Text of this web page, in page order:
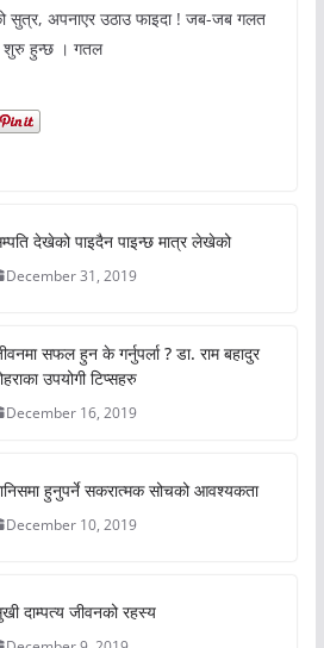
सुत्र, अपनाएर उठाउ फाइदा ! जब-जब गलत
शुरु हुन्छ । गतल
देखेको पाइदैन पाइन्छ मात्र लेखेको
December 31, 2019
सफल हुन के गर्नुपर्ला ? डा. राम बहादुर
उपयोगी टिप्सहरु
December 16, 2019
हुनुपर्ने सकरात्मक सोचको आवश्यकता
December 10, 2019
दाम्पत्य जीवनको रहस्य